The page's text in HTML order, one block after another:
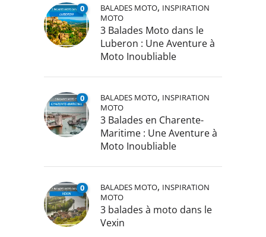
0 BALADES MOTO, INSPIRATION
MOTO
3 Balades Moto dans le
Luberon : Une Aventure à
Moto Inoubliable
0 BALADES MOTO, INSPIRATION
MOTO
3 Balades en Charente-
Maritime : Une Aventure à
Moto Inoubliable
0 BALADES MOTO, INSPIRATION
MOTO
3 balades à moto dans le
Vexin